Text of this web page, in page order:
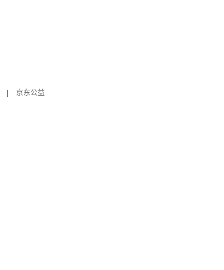
京东公益